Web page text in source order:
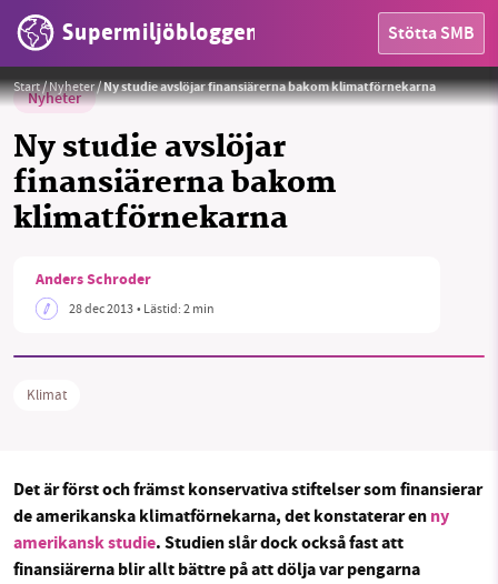
Supermiljöbloggen Stötta SMB
HEM
MILJÖFAKTA
Facebook Instagram BlueSky
Threads LinkedIn
Start/Nyheter/Ny studie avslöjar finansiärerna bakom klimatförnekarna
Nyheter
Ny studie avslöjar
finansiärerna bakom
klimatförnekarna
Anders Schroder
28 dec 2013• Lästid:2 min
Klimat
Det är först och främst konservativa stiftelser som finansierar
de amerikanska klimatförnekarna, det konstaterar enny
amerikansk studie. Studien slår dock också fast att
finansiärerna blir allt bättre på att dölja var pengarna